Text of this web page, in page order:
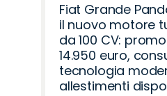
Fiat Grande
il nuovo motore
da 100 CV:
14.950 euro,
tecnologia
allestimenti